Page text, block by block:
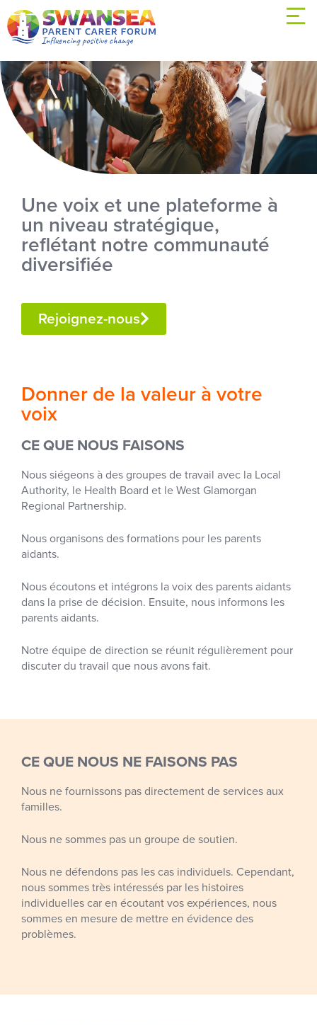
Une voix et une plateforme à
un niveau stratégique,
reflétant notre communauté
diversifiée
Rejoignez-nous
Donner de la valeur à votre
voix
CE QUE NOUS FAISONS
Nous siégeons à des groupes de travail avec la Local
Authority, le Health Board et le West Glamorgan
Regional Partnership.
Nous organisons des formations pour les parents
aidants.
Nous écoutons et intégrons la voix des parents aidants
dans la prise de décision. Ensuite, nous informons les
parents aidants.
Notre équipe de direction se réunit régulièrement pour
discuter du travail que nous avons fait.
CE QUE NOUS NE FAISONS PAS
Nous ne fournissons pas directement de services aux
familles.
Nous ne sommes pas un groupe de soutien.
Nous ne défendons pas les cas individuels. Cependant,
nous sommes très intéressés par les histoires
individuelles car en écoutant vos expériences, nous
sommes en mesure de mettre en évidence des
problèmes.